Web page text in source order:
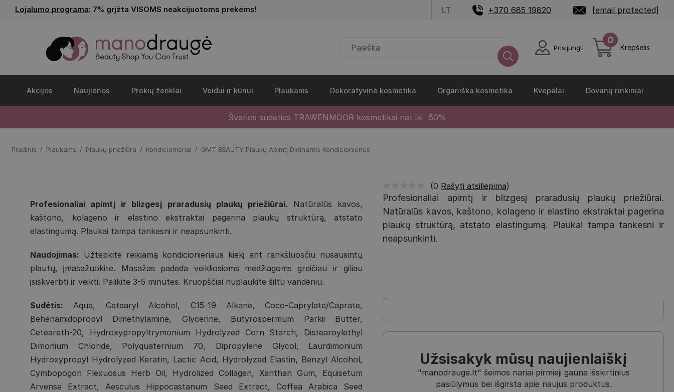
Lojalumo programa: 7% grįžta VISOMS neakcijuotoms prekėms! LT +370 685 19820 [email protected]
Prisijungti
0
Krepšelis
Akcijos Naujienos Prekių ženklai Veidui ir kūnui Plaukams Dekoratyvinė kosmetika Organiška kosmetika Kvepalai Dovanų rinkiniai
Švarios sudėties TRAWENMOOR kosmetikai net iki -50%
Pradinis Plaukams Plaukų priežiūra Kondicionieriai GMT BEAUTY Plaukų Apimtį Didinantis Kondicionierius
(0 Rašyti atsiliepimą)
Profesionaliai apimtį ir blizgesį praradusių plaukų priežiūrai.
Natūralūs kavos, kaštono, kolageno ir elastino ekstraktai pagerina
plaukų struktūrą, atstato elastingumą. Plaukai tampa tankesni ir
neapsunkinti.
Užsisakyk mūsų naujienlaiškį
"manodrauge.lt" šeimos nariai pirmieji gauna išskirtinius
pasiūlymus bei išgirsta apie naujus produktus.
Profesionaliai apimtį ir blizgesį praradusių plaukų priežiūrai. Natūralūs kavos,
kaštono, kolageno ir elastino ekstraktai pagerina plaukų struktūrą, atstato
elastingumą. Plaukai tampa tankesni ir neapsunkinti.
Naudojimas: Užtepkite reikiamą kondicionieriaus kiekį ant rankšluosčiu nusausintų
plautų, įmasažuokite. Masažas padeda veikliosioms medžiagoms greičiau ir giliau
įsiskverbti ir veikti. Palikite 3-5 minutes. Kruopščiai nuplaukite šiltu vandeniu.
Sudėtis: Aqua, Cetearyl Alcohol, C15-19 Alkane, Coco-Caprylate/Caprate,
Behenamidopropyl Dimethylamine, Glycerine, Butyrospermum Parkii Butter,
Ceteareth-20, Hydroxypropyltrymonium Hydrolyzed Corn Starch, Distearoylethyl
Dimonium Chloride, Polyquaternium 70, Dipropylene Glycol, Laurdimonium
Hydroxypropyl Hydrolyzed Keratin, Lactic Acid, Hydrolyzed Elastin, Benzyl Alcohol,
Cymbopogon Flexuosus Herb Oil, Hydrolized Collagen, Xanthan Gum, Equisetum
Arvense Extract, Aesculus Hippocastanum Seed Extract, Coffea Arabica Seed